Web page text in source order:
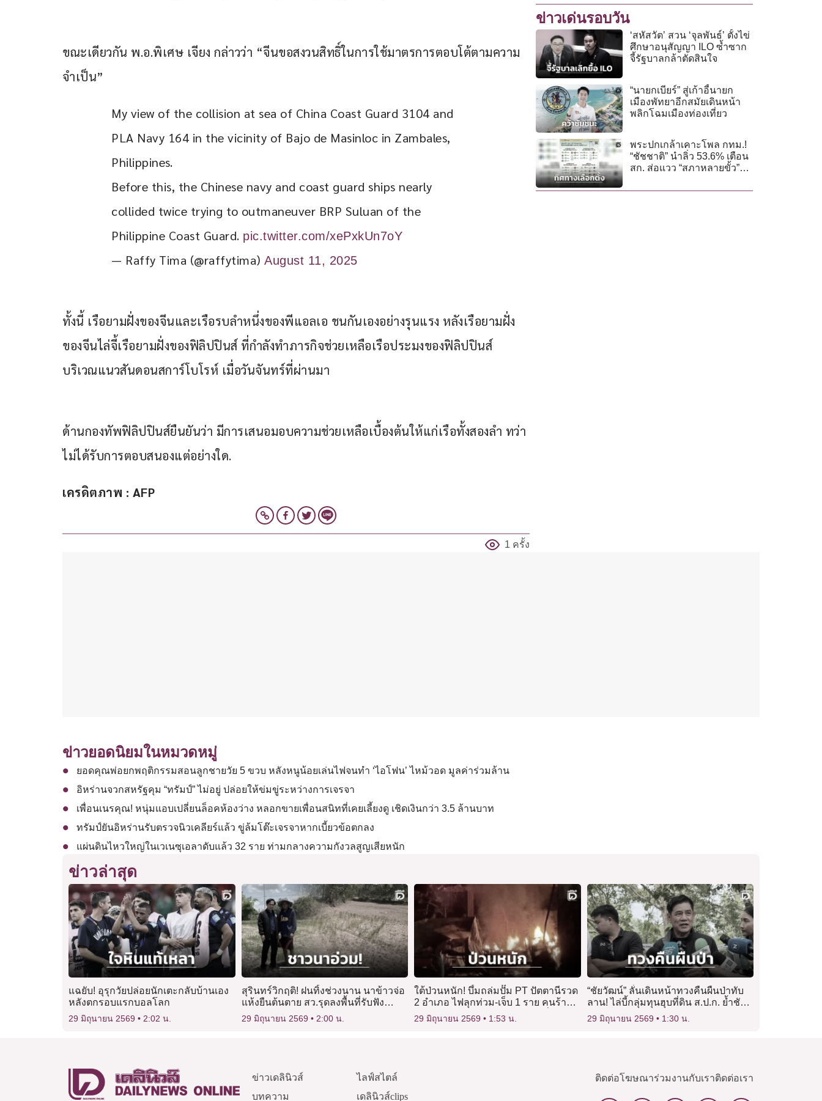
ขณะเดียวกัน พ.อ.พิเศษ เจียง กล่าวว่า “จีนขอสงวนสิทธิ์ในการใช้มาตรการตอบโต้ตามความ
จำเป็น”
My view of the collision at sea of China Coast Guard 3104 and
PLA Navy 164 in the vicinity of Bajo de Masinloc in Zambales,
Philippines.
Before this, the Chinese navy and coast guard ships nearly
collided twice trying to outmaneuver BRP Suluan of the
Philippine Coast Guard. pic.twitter.com/xePxkUn7oY
— Raffy Tima (@raffytima) August 11, 2025
ทั้งนี้ เรือยามฝั่งของจีนและเรือรบลำหนึ่งของพีแอลเอ ชนกันเองอย่างรุนแรง หลังเรือยามฝั่ง
ของจีนไล่จี้เรือยามฝั่งของฟิลิปปินส์ ที่กำลังทำภารกิจช่วยเหลือเรือประมงของฟิลิปปินส์
บริเวณแนวสันดอนสการ์โบโรห์ เมื่อวันจันทร์ที่ผ่านมา
ด้านกองทัพฟิลิปปินส์ยืนยันว่า มีการเสนอมอบความช่วยเหลือเบื้องต้นให้แก่เรือทั้งสองลำ ทว่า
ไม่ได้รับการตอบสนองแต่อย่างใด.
เครดิตภาพ : AFP
1 ครั้ง
ข่าวเด่นรอบวัน
‘สหัสวัต’ สวน ‘จุลพันธ์’ ตั้งไข่
ศึกษาอนุสัญญา ILO ซ้ำซาก
จี้รัฐบาลกล้าตัดสินใจ
“นายกเบียร์” สู่เก้าอี้นายก
เมืองพัทยาอีกสมัยเดินหน้า
พลิกโฉมเมืองท่องเที่ยว
พระปกเกล้าเคาะโพล กทม.!
“ชัชชาติ” นำลิ่ว 53.6% เตือน
สก. ส่อแวว “สภาหลายขั้ว”
ข่าวยอดนิยมในหมวดหมู่
ยอดคุณพ่อยกพฤติกรรมสอนลูกชายวัย 5 ขวบ หลังหนูน้อยเล่นไฟจนทำ ‘ไอโฟน’ ไหม้วอด มูลค่าร่วมล้าน
อิหร่านจวกสหรัฐคุม “ทรัมป์” ไม่อยู่ ปล่อยให้ข่มขู่ระหว่างการเจรจา
เพื่อนเนรคุณ! หนุ่มแอบเปลี่ยนล็อคห้องว่าง หลอกขายเพื่อนสนิทที่เคยเลี้ยงดู เชิดเงินกว่า 3.5 ล้านบาท
ทรัมป์ยันอิหร่านรับตรวจนิวเคลียร์แล้ว ขู่ล้มโต๊ะเจรจาหากเบี้ยวข้อตกลง
แผ่นดินไหวใหญ่ในเวเนซุเอลาดับแล้ว 32 ราย ท่ามกลางความกังวลสูญเสียหนัก
ข่าวล่าสุด
แฉยับ! อุรุกวัยปล่อยนักเตะกลับบ้านเอง
หลังตกรอบแรกบอลโลก
29 มิถุนายน 2569 2:02 น.
สุรินทร์วิกฤติ! ฝนทิ้งช่วงนาน นาข้าวจ่อ
แห้งยืนต้นตาย สว.รุดลงพื้นที่รับฟัง
ปัญหา
29 มิถุนายน 2569 2:00 น.
ใต้ป่วนหนัก! บึ้มถล่มปั๊ม PT ปัตตานีรวด
2 อำเภอ ไฟลุกท่วม-เจ็บ 1 ราย คนร้าย
โปรยตะปูเรือใบดักทางเจ้าหน้าที่
29 มิถุนายน 2569 1:53 น.
“ชัยวัฒน์” ลั่นเดินหน้าทวงคืนผืนป่าทับ
ลาน! ไล่บี้กลุ่มทุนฮุบที่ดิน ส.ป.ก. ย้ำชัด
ชาวบ้านจริงต้องได้สิทธิทำกิน
29 มิถุนายน 2569 1:30 น.
ข่าวเดลินิวส์
บทความ
ไลฟ์สไตล์
เดลินิวส์clips
ติดต่อโฆษณาร่วมงานกับเราติดต่อเรา